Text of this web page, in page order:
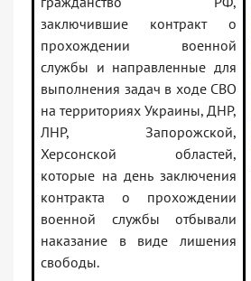
заключившие контракт о
прохождении военной
службы и направленные для
выполнения задач в ходе СВО
на территориях Украины, ДНР,
ЛНР, Запорожской,
Херсонской областей,
которые на день заключения
контракта о прохождении
военной службы отбывали
наказание в виде лишения
свободы.